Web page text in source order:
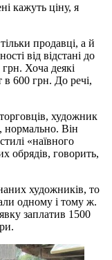
кажуть ціну, я
продавці, а й
від відстані до
Хоча деякі
600 грн. До речі,
художник
Він
«наївного
обрядів, говорить,
художників, то
одному і тому ж.
заплатив 1500